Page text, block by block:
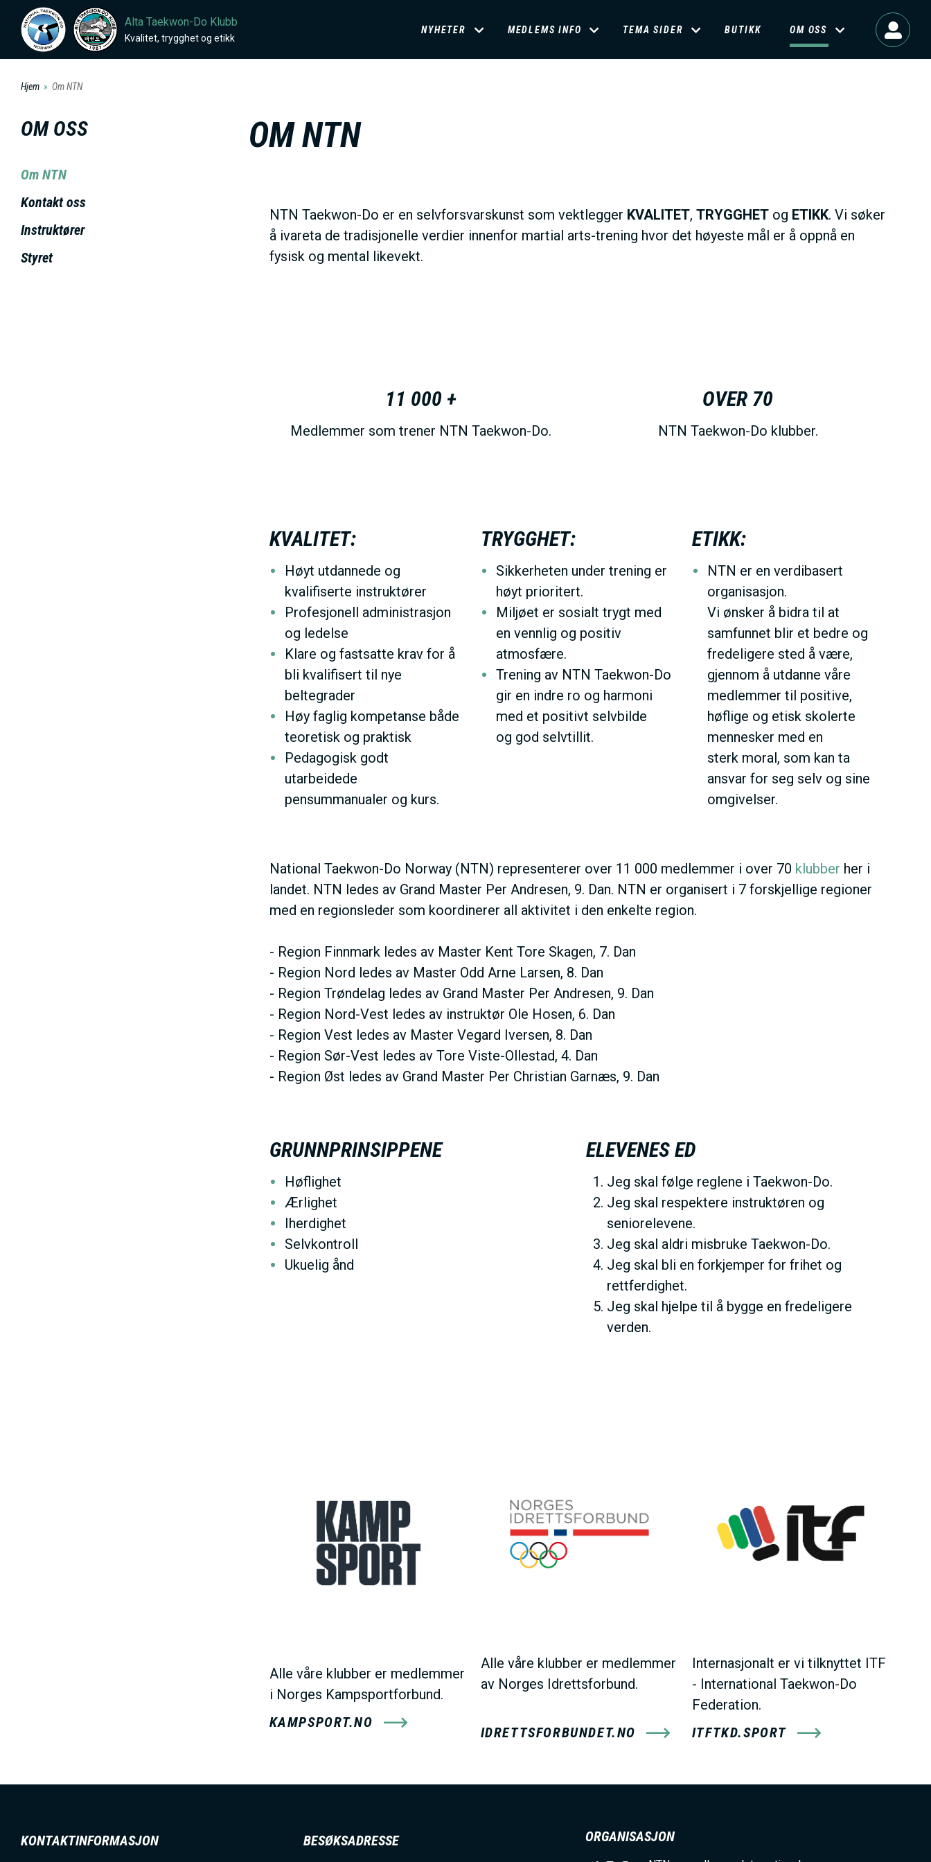
Alta Taekwon-Do Klubb
Kvalitet, trygghet og etikk
D
N
U
S
I
V
D
A
I
N
M
E
N
NYHETER MEDLEMS INFO TEMA SIDER BUTIKK OM OSS
Hjem Om NTN
OM OSS
Om NTN
Kontakt oss
Instruktører
Styret
OM NTN
NTN Taekwon-Do er en selvforsvarskunst som vektlegger KVALITET, TRYGGHETog ETIKK. Vi søker
å ivareta de tradisjonelle verdier innenfor martial arts-trening hvor det høyeste mål er å oppnå en
fysisk og mental likevekt.
11 000 +
Medlemmer som trener NTN Taekwon-Do.
OVER 70
NTN Taekwon-Do klubber.
KVALITET:
Høyt utdannede og
kvalifiserte instruktører
Profesjonell administrasjon
og ledelse
Klare og fastsatte krav for å
bli kvalifisert til nye
beltegrader
Høy faglig kompetanse både
teoretisk og praktisk
Pedagogisk godt
utarbeidede
pensummanualer og kurs.
TRYGGHET:
Sikkerheten under trening er
høyt prioritert.
Miljøet er sosialt trygt med
en vennlig og positiv
atmosfære.
Trening av NTN Taekwon-Do
gir en indre ro og harmoni
med et positivt selvbilde
og god selvtillit.
ETIKK:
NTN er en verdibasert
organisasjon.
Vi ønsker å bidra til at
samfunnet blir et bedre og
fredeligere sted å være,
gjennom å utdanne våre
medlemmer til positive,
høflige og etisk skolerte
mennesker med en
sterk moral, som kan ta
ansvar for seg selv og sine
omgivelser.
National Taekwon-Do Norway (NTN) representerer over 11 000 medlemmer i over 70 klubber her i
landet. NTN ledes av Grand Master Per Andresen, 9. Dan. NTN er organisert i 7 forskjellige regioner
med en regionsleder som koordinerer all aktivitet i den enkelte region.
- Region Finnmark ledes av Master Kent Tore Skagen, 7. Dan
- Region Nord ledes av Master Odd Arne Larsen, 8. Dan
- Region Trøndelag ledes av Grand Master Per Andresen, 9. Dan
- Region Nord-Vest ledes av instruktør Ole Hosen, 6. Dan
- Region Vest ledes av Master Vegard Iversen, 8. Dan
- Region Sør-Vest ledes av Tore Viste-Ollestad, 4. Dan
- Region Øst ledes av Grand Master Per Christian Garnæs, 9. Dan
GRUNNPRINSIPPENE
Høflighet
Ærlighet
Iherdighet
Selvkontroll
Ukuelig ånd
ELEVENES ED
Jeg skal følge reglene i Taekwon-Do.
Jeg skal respektere instruktøren og
seniorelevene.
Jeg skal aldri misbruke Taekwon-Do.
Jeg skal bli en forkjemper for frihet og
rettferdighet.
Jeg skal hjelpe til å bygge en fredeligere
verden.
Alle våre klubber er medlemmer
i Norges Kampsportforbund.
KAMPSPORT.NO
Alle våre klubber er medlemmer
av Norges Idrettsforbund.
IDRETTSFORBUNDET.NO
Internasjonalt er vi tilknyttet ITF
- International Taekwon-Do
Federation.
ITFTKD.SPORT
KONTAKTINFORMASJON BESØKSADRESSE ORGANISASJON